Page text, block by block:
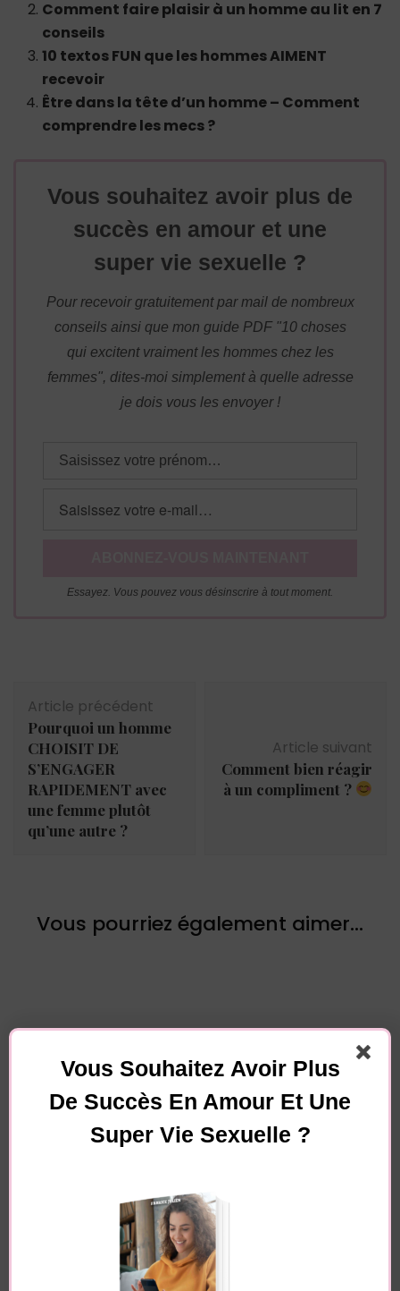
Comment faire plaisir à un homme au lit en 7
conseils
10 textos FUN que les hommes AIMENT
recevoir
Être dans la tête d’un homme – Comment
comprendre les mecs ?
Vous souhaitez avoir plus de
succès en amour et une
super vie sexuelle ?
Pour recevoir gratuitement par mail de nombreux
conseils ainsi que mon guide PDF "10 choses
qui excitent vraiment les hommes chez les
femmes", dites-moi simplement à quelle adresse
je dois vous les envoyer !
Essayez. Vous pouvez vous désinscrire à tout moment.
d'article
Article précédent
Pourquoi un homme
CHOISIT DE
S’ENGAGER
RAPIDEMENT avec
une femme plutôt
qu’une autre ?
Article suivant
Comment bien réagir
à un compliment ?
Vous pourriez également aimer...
Laisser un commentaire
Votre adresse e-mail ne sera pas publiée.
Vous Souhaitez Avoir Plus
De Succès En Amour Et Une
Super Vie Sexuelle ?